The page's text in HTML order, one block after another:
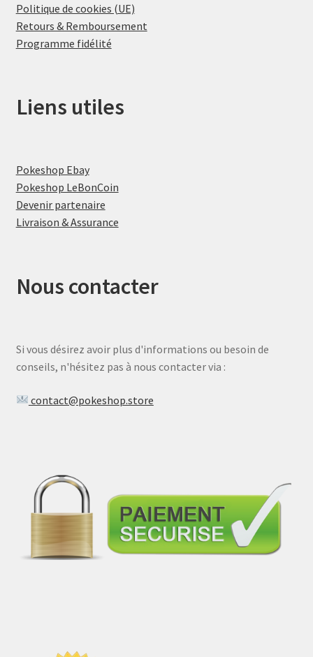
Politique de cookies (UE)
Retours & Remboursement
Programme fidélité
Liens utiles
Pokeshop Ebay
Pokeshop LeBonCoin
Devenir partenaire
Livraison & Assurance
Nous contacter
Si vous désirez avoir plus d'informations ou besoin de
conseils, n'hésitez pas à nous contacter via :
contact@pokeshop.store